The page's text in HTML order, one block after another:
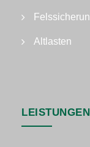
Altlasten
LEISTUNGEN